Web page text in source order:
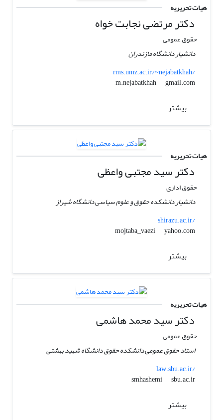
هیات تحریریه
دکتر مرتضی نجابت خواه
حقوق عمومی
دانشیار دانشگاه مازندران
rms.umz.ac.ir/~nejabatkhah/
m.nejabatkhah
gmail.com
بیشتر
هیات تحریریه
دکتر سید مجتبی واعظی
حقوق اداری
دانشیار دانشکده حقوق و علوم سیاسی دانشگاه شیراز
shirazu.ac.ir/
mojtaba_vaezi
yahoo.com
بیشتر
هیات تحریریه
دکتر سید محمد هاشمی
حقوق عمومی
استاد حقوق عمومی دانشکده حقوق دانشگاه شهید بهشتی
law.sbu.ac.ir/
smhashemi
sbu.ac.ir
بیشتر